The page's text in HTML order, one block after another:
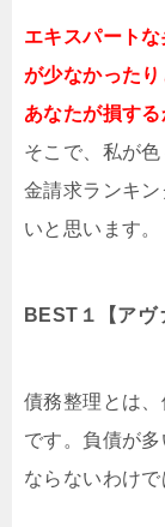
エキスパート
が少なかった
あなたが損する
そこで、私が
金請求ランキ
いと思います。
BEST１【アヴ
債務整理とは
です。負債が
ならないわけで